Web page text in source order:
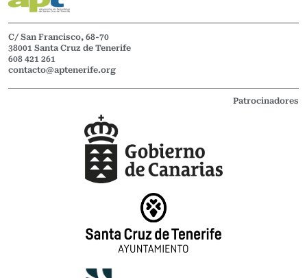
C/ San Francisco, 68-70
38001 Santa Cruz de Tenerife
608 421 261
contacto@aptenerife.org
Patrocinadores